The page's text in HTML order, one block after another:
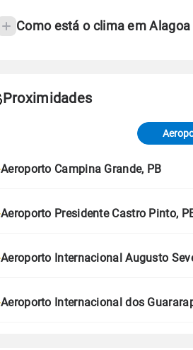
Como está o clima em
de Tempo e Estudos
Proximidades
Aeroporto Campina Grande, PB
Aeroporto Presidente Castro Pinto,
Aeroporto Internacional Augusto
Aeroporto Internacional dos